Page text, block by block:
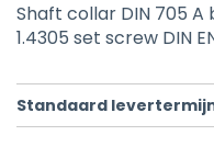
Shaft collar DIN 705
1.4305 set screw DIN
Standaard